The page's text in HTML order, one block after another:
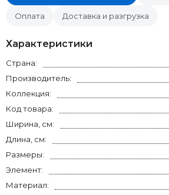
Оплата Доставка и разгрузка
Характеристики
Страна:
Производитель:
Коллекция:
Код товара:
Ширина, см:
Длина, см:
Размеры:
Элемент:
Материал: